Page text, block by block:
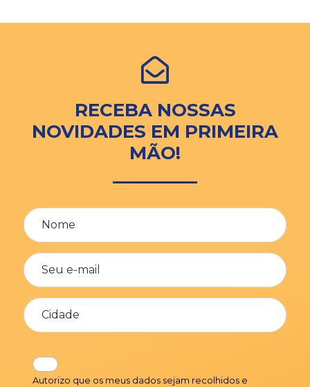
RECEBA NOSSAS
NOVIDADES EM PRIMEIRA
MÃO!
Autorizo que os meus dados sejam recolhidos e